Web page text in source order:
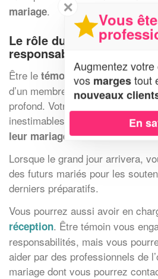
mariage.
Le rôle du témoin de
responsabilité à prendre
Être le témoin de mariaged’un
d’un membre de votre famille
profond. Votre soutien et votre
inestimables pour les mariés
leur mariage .
Lorsque le grand jour arrivera,
des futurs mariés pour les
derniers préparatifs.
Vous pourrez aussi avoir en
réception. Être témoin vous
responsabilités, mais vous
aider par des professionnels de
mariage dont vous pourrez
✕
Vous
Augmentez votre
vos margestout
nouveaux
En